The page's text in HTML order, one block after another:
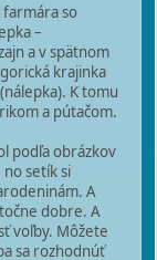
farmára so
–
a v spätnom
krajinka
K tomu
a pútačom.
podľa obrázkov
no setík si
A
dobre. A
voľby. Môžete
sa rozhodnúť